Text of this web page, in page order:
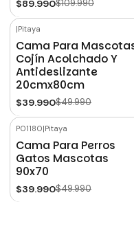
$89.990$109.990
|Pitaya
Cama Para
Cojín Acolchado Y
Antideslizante
20cmx80cm
$39.990$49.990
P01180|Pitaya
Cama Para Perros
Gatos Mascotas
90x70
$39.990$49.990